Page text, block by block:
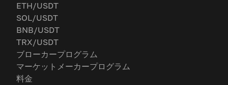
ETH/USDT
SOL/USDT
BNB/USDT
TRX/USDT
ブローカープログラム
マーケットメーカープログラム
料金